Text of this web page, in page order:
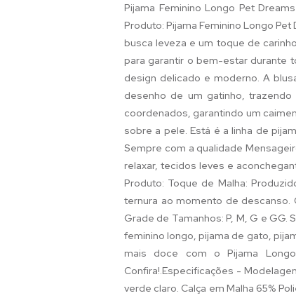
Pijama Feminino Longo Pet
Produto: Pijama Feminino Longo
busca leveza e um toque de
para garantir o bem-estar durante
design delicado e moderno. A
desenho de um gatinho,
coordenados, garantindo um
sobre a pele. Está é a linha de
Sempre com a qualidade
relaxar, tecidos leves e
Produto: Toque de Malha:
ternura ao momento de descanso.
Grade de Tamanhos: P, M, G e GG.
feminino longo, pijama de gato,
mais doce com o Pijama
Confira!.Especificações -
verde claro. Calça em Malha 65%